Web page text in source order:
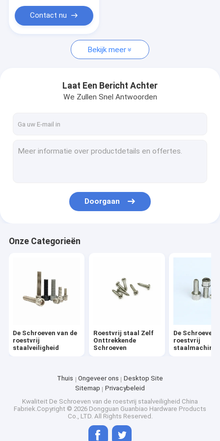
CNC Draaibank die Delen machinaal bewerken
De Bouten van de wielhub
Contact nu
Bekijk meer
Laat Een Bericht Achter
We Zullen Snel Antwoorden
Doorgaan
Onze Categorieën
De Schroeven van de
roestvrij
staalveiligheid
Roestvrij staal Zelf
Onttrekkende
Schroeven
De Schroeven
roestvrij
staalmachine
Thuis Ongeveer ons
Desktop Site
Sitemap
Privacybeleid
Kwaliteit De Schroeven van de roestvrij staalveiligheid China
Fabriek.Copyright © 2026 Dongguan Guanbiao Hardware Products
Co., LTD. All Rights Reserved.